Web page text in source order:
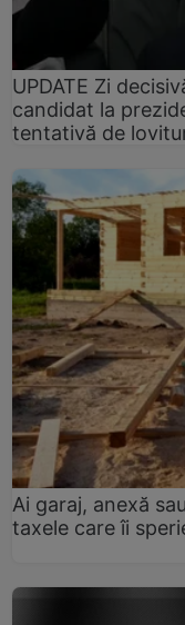
UPDATE Zi
candidat la
tentativă de
Ai garaj, anexă
taxele care îi